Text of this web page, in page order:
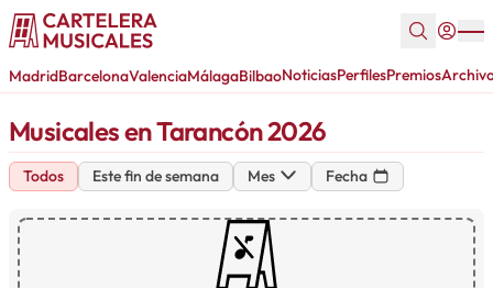
MadridBarcelonaValenciaMálagaBilbaoNoticiasPerfilesPremios
Musicales en Tarancón 2026
Todos Este fin de semana Mes Fecha